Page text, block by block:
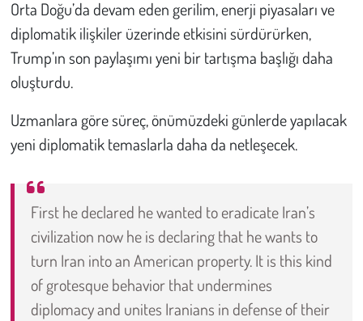
Orta Doğu’da devam eden gerilim, enerji piyasaları ve
diplomatik ilişkiler üzerinde etkisini sürdürürken,
Trump’ın son paylaşımı yeni bir tartışma başlığı daha
oluşturdu.
Uzmanlara göre süreç, önümüzdeki günlerde yapılacak
yeni diplomatik temaslarla daha da netleşecek.
First he declared he wanted to eradicate Iran’s
civilization now he is declaring that he wants to
turn Iran into an American property. It is this kind
of grotesque behavior that undermines
diplomacy and unites Iranians in defense of their